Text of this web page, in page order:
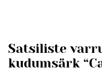
Satsiliste
kudumsärk